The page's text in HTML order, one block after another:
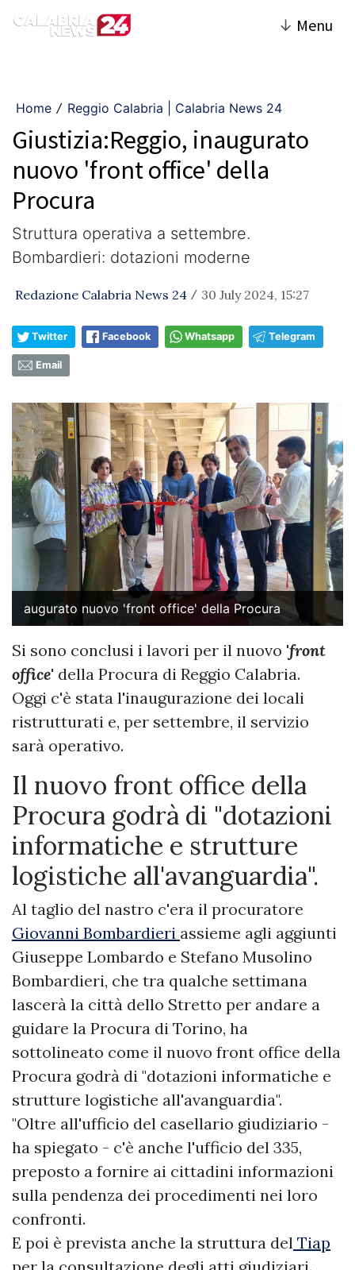
↓ Menu
Home / Reggio Calabria | Calabria News 24
Giustizia:Reggio, inaugurato
nuovo 'front office' della
Procura
Struttura operativa a settembre.
Bombardieri: dotazioni moderne
Redazione Calabria News 24 / 30 July 2024, 15:27
Twitter Facebook Whatsapp Telegram
Email
augurato nuovo 'front office' della Procura
Si sono conclusi i lavori per il nuovo 'front
office' della Procura di Reggio Calabria.
Oggi c'è stata l'inaugurazione dei locali
ristrutturati e, per settembre, il servizio
sarà operativo.
Il nuovo front office della
Procura godrà di "dotazioni
informatiche e strutture
logistiche all'avanguardia".
Al taglio del nastro c'era il procuratore
Giovanni Bombardieri assieme agli aggiunti
Giuseppe Lombardo e Stefano Musolino
Bombardieri, che tra qualche settimana
lascerà la città dello Stretto per andare a
guidare la Procura di Torino, ha
sottolineato come il nuovo front office della
Procura godrà di "dotazioni informatiche e
strutture logistiche all'avanguardia".
"Oltre all'ufficio del casellario giudiziario -
ha spiegato - c'è anche l'ufficio del 335,
preposto a fornire ai cittadini informazioni
sulla pendenza dei procedimenti nei loro
confronti.
E poi è prevista anche la struttura del Tiap